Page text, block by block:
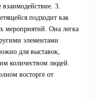
3.
подходит как
мероприятий. Она легка
элементами
для выставок,
количеством людей.
восторге от